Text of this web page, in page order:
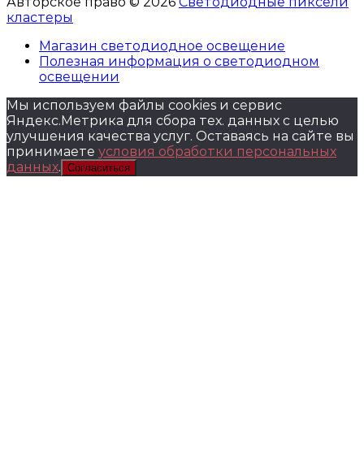
кластеры
Магазин светодиодное освещение
Полезная информация о светодиодном
освещении
Мы используем файлы cookies и сервис
Яндекс.Метрика для сбора тех. данных с целью
улучшения качества услуг. Оставаясь на сайте вы
принимаете условия обработки персональных
данных. Согласиться